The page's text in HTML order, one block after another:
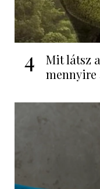
4
Mit látsz
mennyire